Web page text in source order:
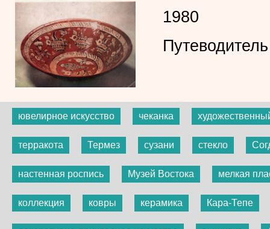
1980
Путеводитель
ювелирное искусство чеканка
терракота Термез сузани стекло
настенная роспись Музей Востока мелкая
коллекция ковры керамика Кара-Тепе